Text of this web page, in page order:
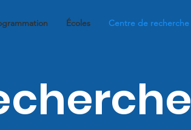
Écoles Centre de recherche